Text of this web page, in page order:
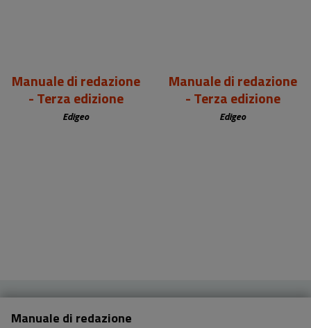
Manuale di redazione
- Terza edizione
Edigeo
Manuale di redazione
- Terza edizione
Edigeo
Manuale di redazione